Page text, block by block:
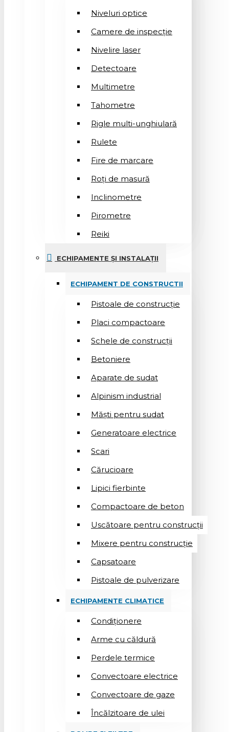
Niveluri optice
Camere de inspecție
Nivelire laser
Detectoare
Multimetre
Tahometre
Rigle multi-unghiulară
Rulete
Fire de marcare
Roți de masură
Inclinometre
Pirometre
Reiki
ECHIPAMENTE ȘI INSTALAȚII
ECHIPAMENT DE CONSTRUCTII
Pistoale de construcție
Placi compactoare
Schele de construcții
Betoniere
Aparate de sudat
Alpinism industrial
Măști pentru sudat
Generatoare electrice
Scari
Cărucioare
Lipici fierbinte
Compactoare de beton
Uscătoare pentru construcții
Mixere pentru construcție
Capsatoare
Pistoale de pulverizare
ECHIPAMENTE CLIMATICE
Condiționere
Arme cu căldură
Perdele termice
Convectoare electrice
Convectoare de gaze
Încălzitoare de ulei